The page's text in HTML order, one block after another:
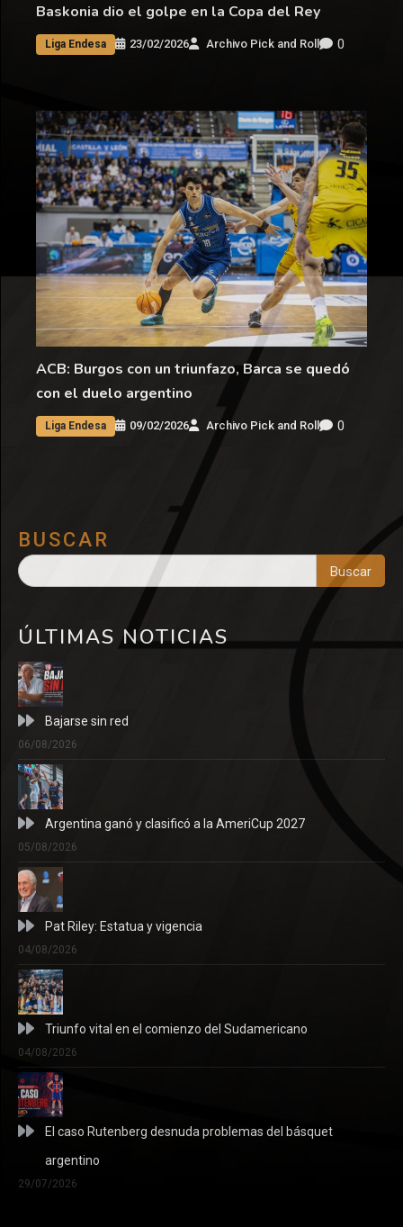
Baskonia dio el golpe en la Copa del Rey
Liga Endesa 23/02/2026 Archivo Pick and Roll 0
ACB: Burgos con un triunfazo, Barca se quedó
con el duelo argentino
Liga Endesa 09/02/2026 Archivo Pick and Roll 0
BUSCAR
Buscar
ÚLTIMAS NOTICIAS
Bajarse sin red
06/08/2026
Argentina ganó y clasificó a la AmeriCup 2027
05/08/2026
Pat Riley: Estatua y vigencia
04/08/2026
Triunfo vital en el comienzo del Sudamericano
04/08/2026
El caso Rutenberg desnuda problemas del básquet
argentino
29/07/2026